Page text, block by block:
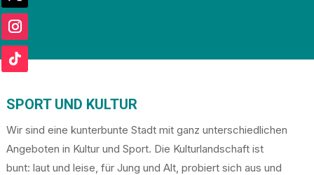
SPORT UND KULTUR
Wir sind eine kunterbunte Stadt mit ganz unterschiedlichen
Angeboten in Kultur und Sport. Die Kulturlandschaft ist
bunt: laut und leise, für Jung und Alt, probiert sich aus und